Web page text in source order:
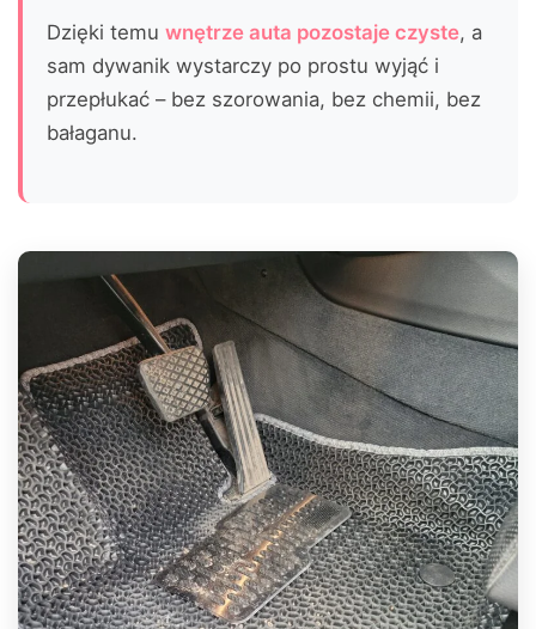
Dzięki temu wnętrze auta pozostaje czyste, a
sam dywanik wystarczy po prostu wyjąć i
przepłukać – bez szorowania, bez chemii, bez
bałaganu.